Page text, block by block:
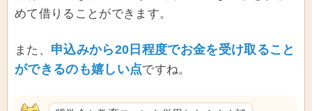
めて借りることができます。
また、 申込みから20日程度でお金を受け取ること
ができるのも嬉しい点ですね。